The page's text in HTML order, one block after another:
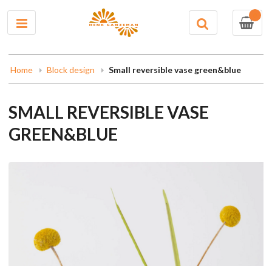
Home Block design Small reversible vase green&blue
SMALL REVERSIBLE VASE
GREEN&BLUE